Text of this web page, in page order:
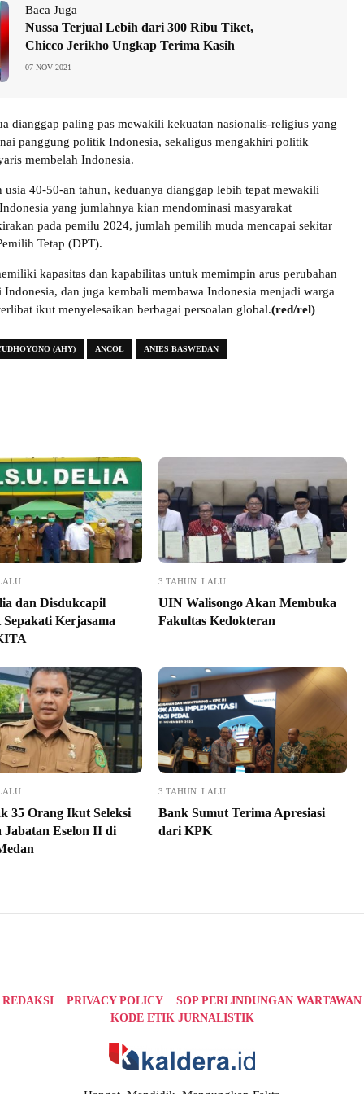
Baca Juga
Nussa Terjual Lebih dari 300 Ribu Tiket,
Chicco Jerikho Ungkap Terima Kasih
07 NOV 2021
dianggap paling pas mewakili kekuatan nasionalis-religius yang
panggung politik Indonesia, sekaligus mengakhiri politik
membelah Indonesia.
usia 40-50-an tahun, keduanya dianggap lebih tepat mewakili
yang jumlahnya kian mendominasi masyarakat
pada pemilu 2024, jumlah pemilih muda mencapai sekitar
Tetap (DPT).
kapasitas dan kapabilitas untuk memimpin arus perubahan
Indonesia, dan juga kembali membawa Indonesia menjadi warga
ikut menyelesaikan berbagai persoalan global.(red/rel)
(AHY) ANCOL ANIES BASWEDAN
dan Disdukcapil
Kerjasama
3 TAHUN LALU
UIN Walisongo Akan Membuka
Fakultas Kedokteran
35 Orang Ikut Seleksi
Jabatan Eselon II di
3 TAHUN LALU
Bank Sumut Terima Apresiasi
dari KPK
REDAKSI PRIVACY POLICY
SOP PERLINDUNGAN WARTAWAN
KODE ETIK JURNALISTIK